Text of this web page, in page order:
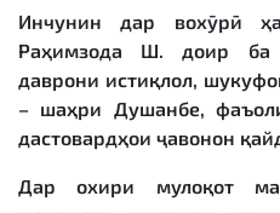
Инчунин дар вохӯрӣ
Раҳимзода Ш. доир ба
даврони истиқлол,
– шаҳри Душанбе,
дастовардҳои ҷавонон
Дар охири мулоқот